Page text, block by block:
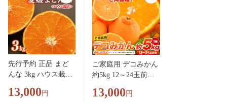
橘 贈答 ギフト 期間
限定 ギフト プレゼン
ト 高級柑橘 美味しい
紅まどんな フルーツ
愛媛 松山 送料無料
先行予約 正品 まど
んな 3kg ハウス栽培
28号 紅まどんな 同
13,000 円
ご家庭用 デコみかん
約5kg 12～24玉前後
上旬頃出荷》デコポ
13,000 円